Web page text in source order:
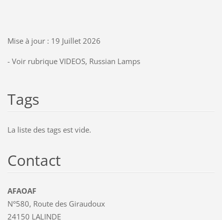
Mise à jour : 19 Juillet 2026
- Voir rubrique VIDEOS, Russian Lamps
Tags
La liste des tags est vide.
Contact
AFAOAF
N°580, Route des Giraudoux
24150 LALINDE